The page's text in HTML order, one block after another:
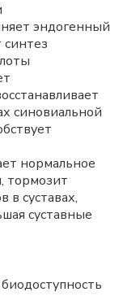
эндогенный
синовиальной
нормальное
тормозит
в суставах,
суставные